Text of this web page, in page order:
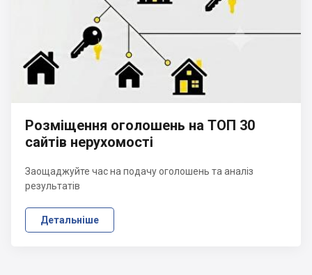
Розміщення оголошень на ТОП 30
сайтів нерухомості
Заощаджуйте час на подачу оголошень та аналіз
результатів
Детальніше